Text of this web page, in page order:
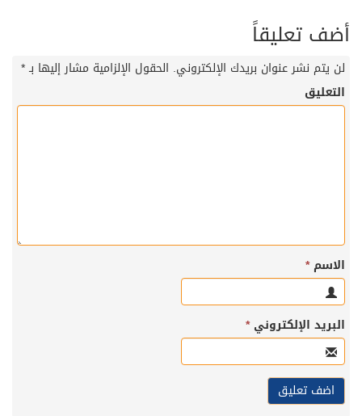
أضف تعليقاً
لن يتم نشر عنوان بريدك الإلكتروني. الحقول الإلزامية مشار إليها بـ*
التعليق
الاسم*
البريد الإلكتروني*